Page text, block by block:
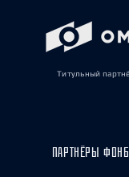
Титульный
ПАРТНЁРЫ